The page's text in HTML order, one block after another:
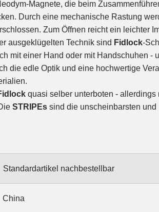
Magnete, die beim
Durch eine mechanische Rastung
Zum Öffnen reicht ein leichter
ausgeklügelten Technik sind Fidlock-
mit einer Hand oder mit Handschuhen -
die edle Optik und eine hochwertige
quasi selber unterboten - allerdings
STRIPEs sind die unscheinbarsten und
Standardartikel nachbestellbar
China